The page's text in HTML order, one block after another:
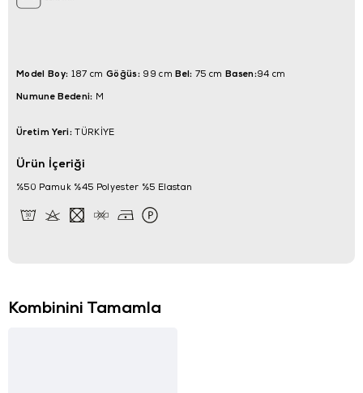
Model Boy: 187 cm Göğüs:99 cmBel: 75 cm Basen:94 cm
Numune Bedeni: M
Üretim Yeri:TÜRKİYE
Ürün İçeriği
%50 Pamuk %45 Polyester %5 Elastan
Kombinini Tamamla